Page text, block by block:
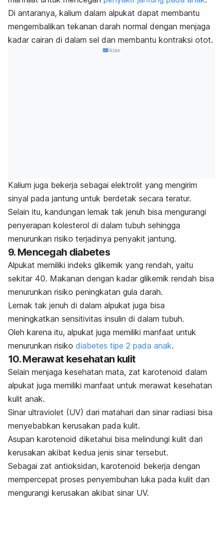
Di antaranya, kalium dalam alpukat dapat membantu
mengembalikan tekanan darah normal dengan menjaga
kadar cairan di dalam sel dan membantu kontraksi otot.
Iklan
Kalium juga bekerja sebagai elektrolit yang mengirim
sinyal pada jantung untuk berdetak secara teratur.
Selain itu, kandungan lemak tak jenuh bisa mengurangi
penyerapan kolesterol di dalam tubuh sehingga
menurunkan risiko terjadinya penyakit jantung.
9. Mencegah diabetes
Alpukat memiliki indeks glikemik yang rendah, yaitu
sekitar 40. Makanan dengan kadar glikemik rendah bisa
menurunkan risiko peningkatan gula darah.
Lemak tak jenuh di dalam alpukat juga bisa
meningkatkan sensitivitas insulin di dalam tubuh.
Oleh karena itu, alpukat juga memiliki manfaat untuk
menurunkan risiko diabetes tipe 2 pada anak.
10. Merawat kesehatan kulit
Selain menjaga kesehatan mata, zat karotenoid dalam
alpukat juga memiliki manfaat untuk merawat kesehatan
kulit anak.
Sinar ultraviolet (UV) dari matahari dan sinar radiasi bisa
menyebabkan kerusakan pada kulit.
Asupan karotenoid diketahui bisa melindungi kulit dari
kerusakan akibat kedua jenis sinar tersebut.
Sebagai zat antioksidan, karotenoid bekerja dengan
mempercepat proses penyembuhan luka pada kulit dan
mengurangi kerusakan akibat sinar UV.